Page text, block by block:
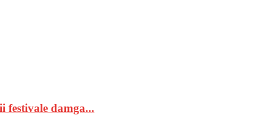
festivale damga...